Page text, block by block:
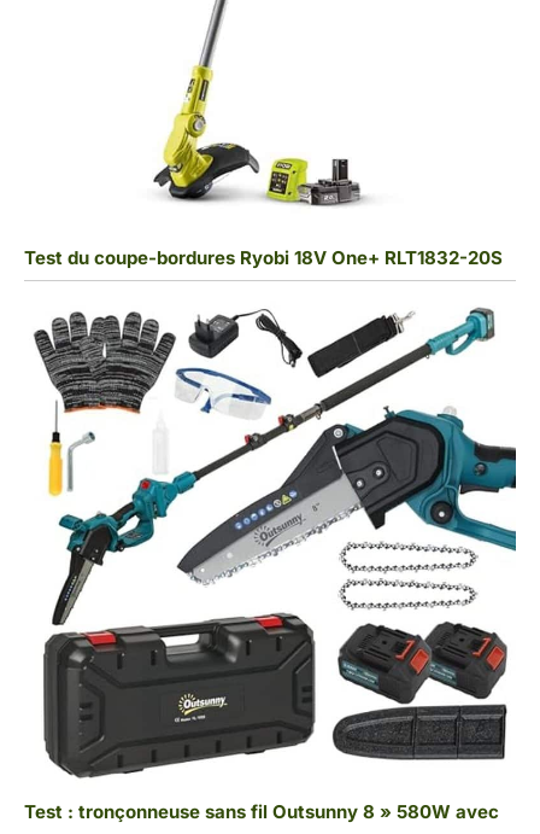
Test du coupe-bordures Ryobi 18V One+ RLT1832-20S
Test : tronçonneuse sans fil Outsunny 8 » 580W avec